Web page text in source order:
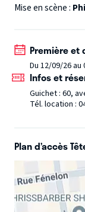
personnalité
Mise en scène :
Première et
Du 12/09/26 au
Infos et
Guichet : 60,
Tél. location :
Plan d’accès